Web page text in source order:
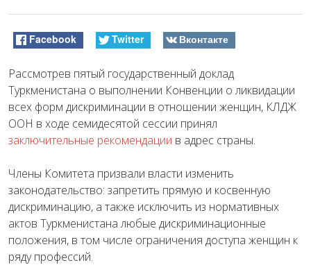
Facebook Twitter Вконтакте
Рассмотрев пятый государственный доклад
Туркменистана о выполнении Конвенции о ликвидации
всех форм дискриминации в отношении женщин, КЛДЖ
ООН в ходе семидесятой сессии принял
заключительные рекомендации в адрес страны.
Члены Комитета призвали власти изменить
законодательство: запретить прямую и косвенную
дискриминацию, а также исключить из нормативных
актов Туркменистана любые дискриминационные
положения, в том числе ограничения доступа женщин к
ряду профессий.